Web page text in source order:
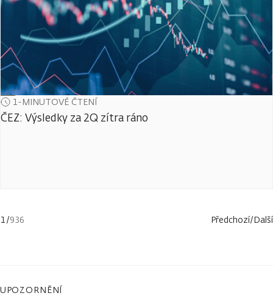
1-MINUTOVÉ ČTENÍ
ČEZ: Výsledky za 2Q zítra ráno
1/936 Předchozí/Další
UPOZORNĚNÍ